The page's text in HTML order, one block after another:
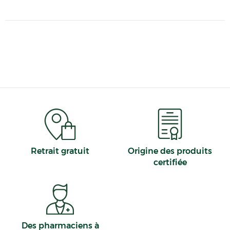
Retrait gratuit
Origine des produits
certifiée
Des pharmaciens à